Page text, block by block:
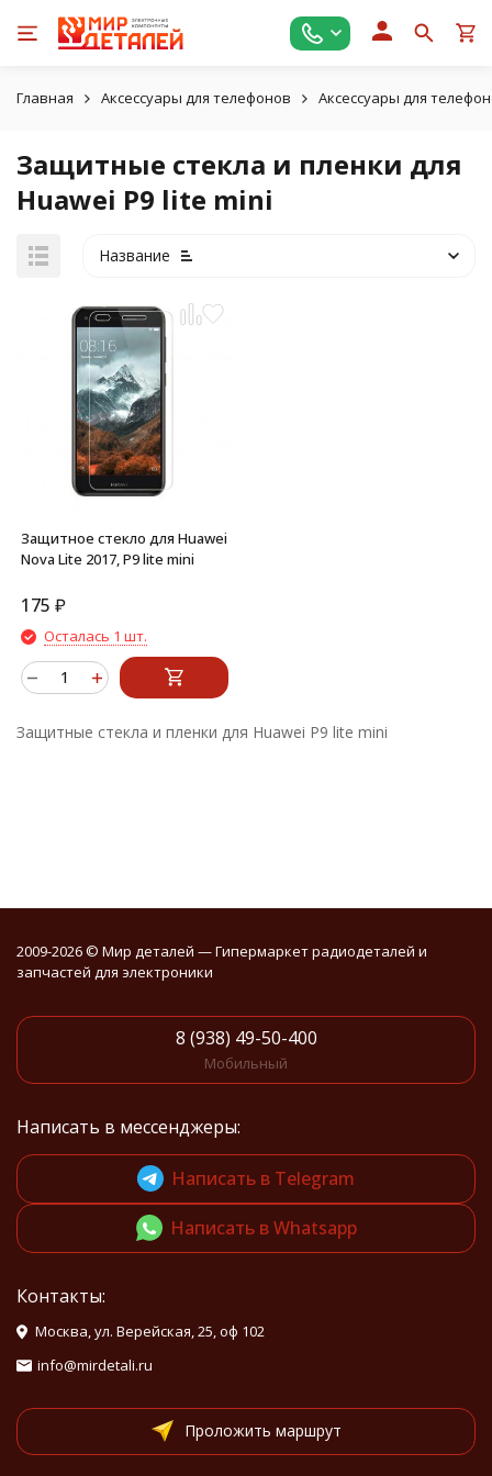
Главная Аксессуары для телефонов Аксессуары для
Защитные стекла и пленки для
Huawei P9 lite mini
Название
Защитное стекло для Huawei
Nova Lite 2017, P9 lite mini
175 ₽
Осталась 1 шт.
Защитные стекла и пленки для Huawei P9 lite mini
2009-2026 © Мир деталей — Гипермаркет радиодеталей и
запчастей для электроники
8 (938) 49-50-400
Мобильный
Написать в мессенджеры:
Написать в Telegram
Написать в Whatsapp
Контакты:
Москва, ул. Верейская, 25, оф 102
info@mirdetali.ru
Проложить маршрут